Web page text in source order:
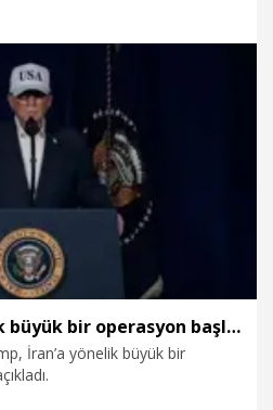
alacağınız hizmetlerle
Trump: İran'a yönelik büyük bir operasyon başlattık
İran’a yönelik büyük bir